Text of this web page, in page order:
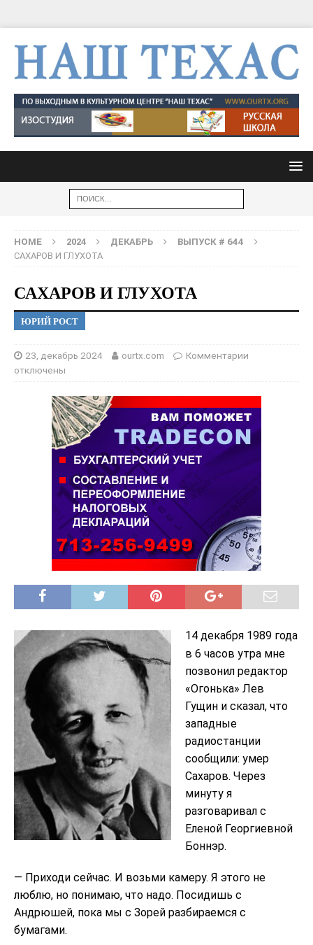
HOME 2024 ДЕКАБРЬ
ВЫПУСК # 644
САХАРОВ И ГЛУХОТА
САХАРОВ И ГЛУХОТА
ЮРИЙ РОСТ
23, декабрь 2024 ourtx.com
Комментарии
отключены
14 декабря 1989 года
в 6 часов утра мне
позвонил редактор
«Огонька» Лев
Гущин и сказал, что
западные
радиостанции
сообщили: умер
Сахаров. Через
минуту я
разговаривал с
Еленой Георгиевной
Боннэр.
— Приходи сейчас. И возьми камеру. Я этого не
люблю, но понимаю, что надо. Посидишь с
Андрюшей, пока мы с Зорей разбираемся с
бумагами.